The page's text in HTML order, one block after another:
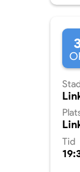
Stad
Tid